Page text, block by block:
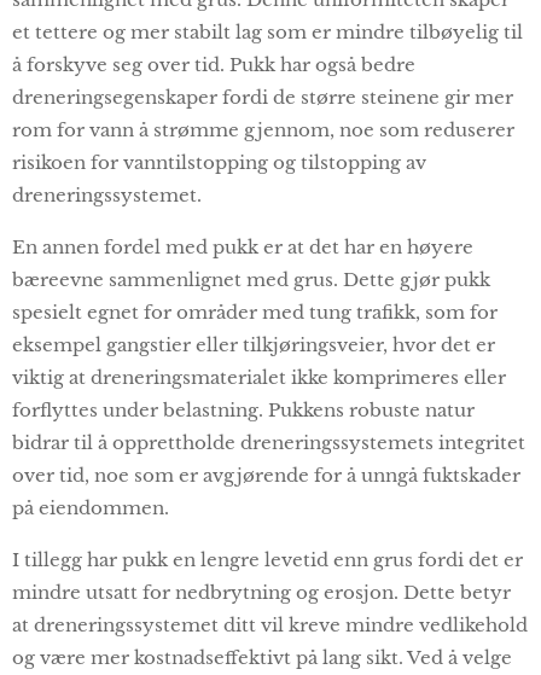
et tettere og mer stabilt lag som er mindre tilbøyelig til
å forskyve seg over tid. Pukk har også bedre
dreneringsegenskaper fordi de større steinene gir mer
rom for vann å strømme gjennom, noe som reduserer
risikoen for vanntilstopping og tilstopping av
dreneringssystemet.
En annen fordel med pukk er at det har en høyere
bæreevne sammenlignet med grus. Dette gjør pukk
spesielt egnet for områder med tung trafikk, som for
eksempel gangstier eller tilkjøringsveier, hvor det er
viktig at dreneringsmaterialet ikke komprimeres eller
forflyttes under belastning. Pukkens robuste natur
bidrar til å opprettholde dreneringssystemets integritet
over tid, noe som er avgjørende for å unngå fuktskader
på eiendommen.
I tillegg har pukk en lengre levetid enn grus fordi det er
mindre utsatt for nedbrytning og erosjon. Dette betyr
at dreneringssystemet ditt vil kreve mindre vedlikehold
og være mer kostnadseffektivt på lang sikt. Ved å velge